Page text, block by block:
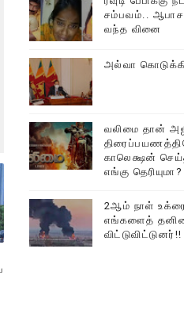
போராட்டத்தில் திரண்ட தமிழ்மக்கள்!!
சம்பவம்..
வந்த வினை
அல்வா
வலிமை தான்
காலெக்ஷன்
எங்கு தெரியுமா?
2ஆம் நாள்
எங்களைத்
விட்டுவிட்டுனர்!!